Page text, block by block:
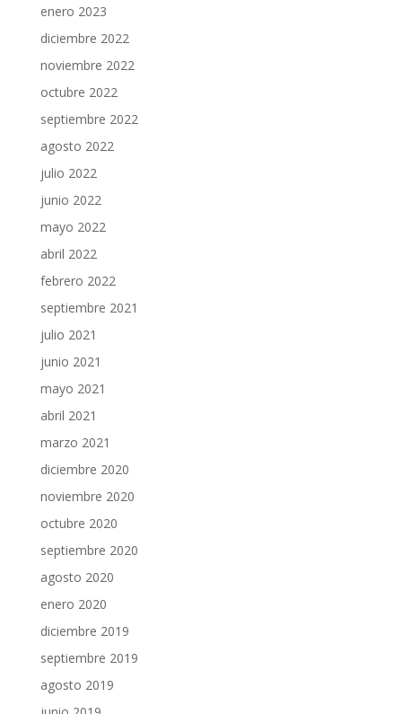
enero 2023
diciembre 2022
noviembre 2022
octubre 2022
septiembre 2022
agosto 2022
julio 2022
junio 2022
mayo 2022
abril 2022
febrero 2022
septiembre 2021
julio 2021
junio 2021
mayo 2021
abril 2021
marzo 2021
diciembre 2020
noviembre 2020
octubre 2020
septiembre 2020
agosto 2020
enero 2020
diciembre 2019
septiembre 2019
agosto 2019